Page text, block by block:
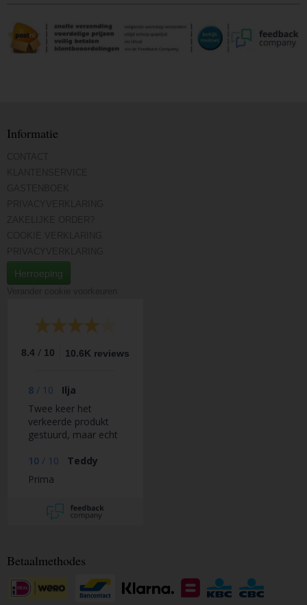
Informatie
Herroeping
8.4 / 10 10.6K reviews
8 / 10
Ilja
Twee keer het
verkeerde produkt
gestuurd, maar echt
mokken. Ik kan
alleen maar zeggen,
tja waar mensen
foutjes gemaakt,
10 / 10
Teddy
Prima
Betaalmethodes